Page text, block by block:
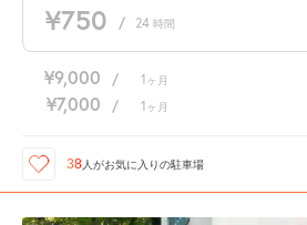
¥750 / 24 時間
¥9,000 / 1 ヶ月
¥7,000 / 1 ヶ月
38 人がお気に入りの駐車場